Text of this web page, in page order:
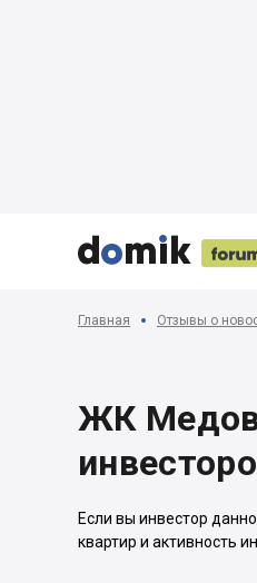



Главная Отзывы о
ЖК
Если вы инвестор
квартир и активность